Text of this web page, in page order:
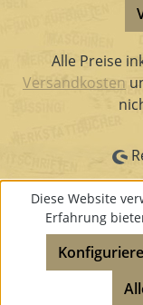
Alle Preise
Versandkosten
Diese Website
Erfahrung